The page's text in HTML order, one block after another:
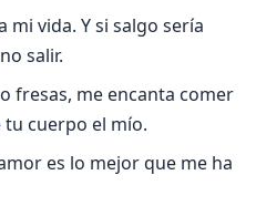
vida. Y si salgo serí­a
salir.
fresas, me encanta comer
tu cuerpo el mí­o.
es lo mejor que me ha